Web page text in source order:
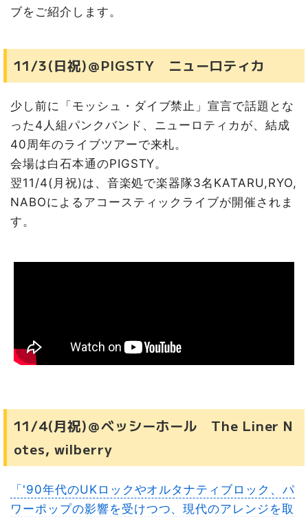
ブをご紹介します。
11/3(日祝)＠PIGSTY ニューロティカ
少し前に「モッシュ・ダイブ禁止」宣言で話題とな
った4人組パンクバンド、ニューロティカが、結成
40周年のライブツアーで来札。
会場は白石本通のPIGSTY。
翌11/4(月祝)は、音楽処で楽器隊3名KATARU,RYO,
NABOによるアコースティックライブが開催されま
す。
11/4(月祝)＠ベッシーホール The Liner N
otes, wilberry
「'90年代のUKロックやオルタナティブロック、パ
ワーポップの影響を受けつつ、現代のアレンジを取